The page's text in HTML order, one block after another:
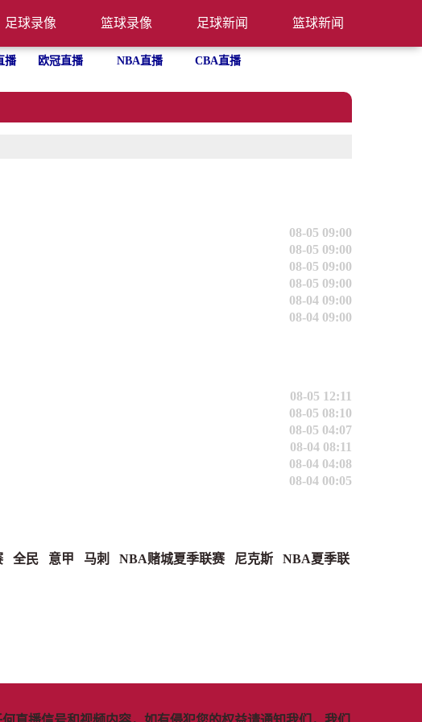
足球录像 篮球录像 足球新闻 篮球新闻
播 欧冠直播 NBA直播 CBA直播
08-05 09:00
08-05 09:00
08-05 09:00
08-05 09:00
08-04 09:00
08-04 09:00
08-05 12:11
08-05 08:10
08-05 04:07
08-04 08:11
08-04 04:08
08-04 00:05
全民 意甲 马刺 NBA赌城夏季联赛 尼克斯
NBA夏季联